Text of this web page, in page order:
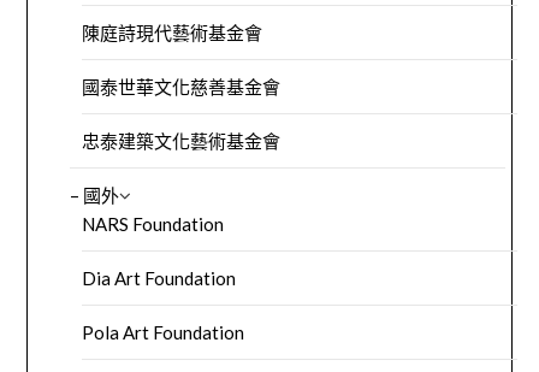
陳庭詩現代藝術基金會
國泰世華文化慈善基金會
忠泰建築文化藝術基金會
– 國外
NARS Foundation
Dia Art Foundation
Pola Art Foundation